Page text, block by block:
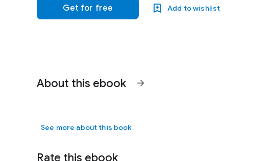
Get for free Add to wishlist
About this ebook arrow_forward
See more about this book
Rate this ebook